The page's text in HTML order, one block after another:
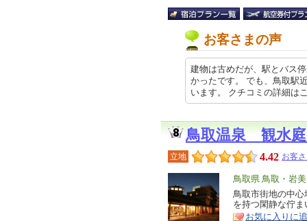
お客さまの声
建物は古めだが、駅とバス
かったです。 でも、鳥取駅
います。 クチコミの詳細
鳥取温泉 観水
立地 4.42 お客
エ
リ
ア
鳥取県 鳥取・岩
特
徴
鳥取市街地の中
を持つ閑静な佇
お気に入りに